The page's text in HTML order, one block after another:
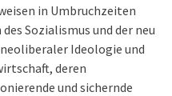
in Umbruchzeiten
Sozialismus und der neu
Ideologie und
deren
und sichernde